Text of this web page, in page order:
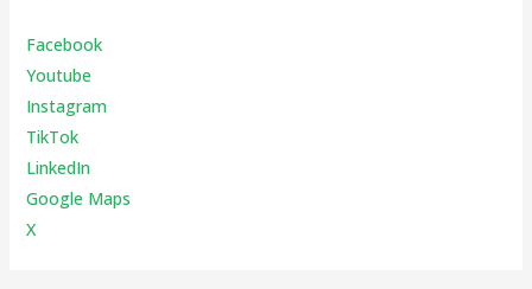
Facebook
Youtube
Instagram
TikTok
LinkedIn
Google Maps
X